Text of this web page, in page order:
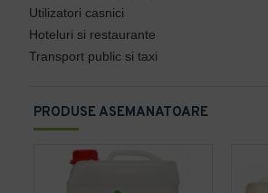
PRODUSE ASEMANATOARE
Utilizatori casnici
Hoteluri si restaurante
Transport public si taxi